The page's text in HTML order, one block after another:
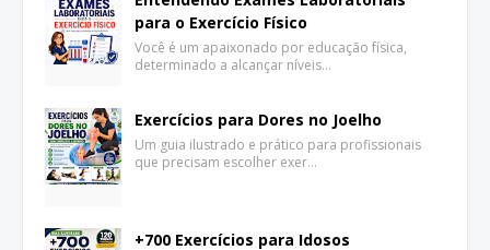
para o Exercício Físico
Você é um apaixonado por educação física,
determinado a alcançar níveis…
Exercícios para Dores no Joelho
Um guia ilustrado e prático para profissionais
que precisam escolher exer…
+700 Exercícios para Idosos